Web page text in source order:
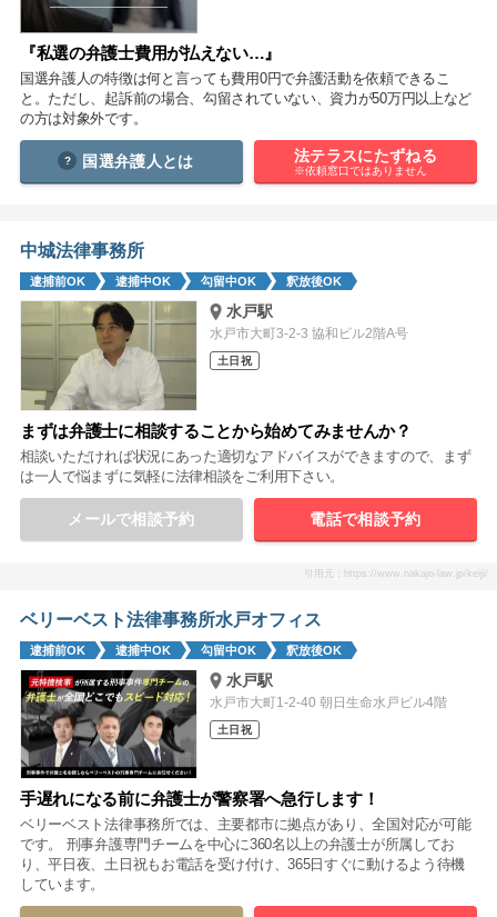
『私選の弁護士費用が払えない…』
国選弁護人の特徴は何と言っても費用0円で弁護活動を依頼できるこ
と。ただし、起訴前の場合、勾留されていない、資力が50万円以上など
の方は対象外です。
国選弁護人とは 法テラスにたずねる
※依頼窓口ではありません
中城法律事務所
逮捕前OK 逮捕中OK 勾留中OK 釈放後OK
水戸駅
水戸市大町3-2-3 協和ビル2階A号
土日祝
まずは弁護士に相談することから始めてみませんか？
相談いただければ状況にあった適切なアドバイスができますので、まず
は一人で悩まずに気軽に法律相談をご利用下さい。
メールで相談予約 電話で相談予約
引用元：https://www.nakajo-law.jp/keiji/
ベリーベスト法律事務所水戸オフィス
逮捕前OK 逮捕中OK 勾留中OK 釈放後OK
水戸駅
水戸市大町1-2-40 朝日生命水戸ビル4階
土日祝
手遅れになる前に弁護士が警察署へ急行します！
ベリーベスト法律事務所では、主要都市に拠点があり、全国対応が可能
です。 刑事弁護専門チームを中心に360名以上の弁護士が所属してお
り、平日夜、土日祝もお電話を受け付け、365日すぐに動けるよう待機
しています。